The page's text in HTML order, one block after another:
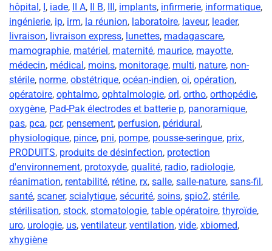
hôpital, I, iade, II A, II B, III, implants, infirmerie, informatique,
ingénierie, ip, irm, la réunion, laboratoire, laveur, leader,
livraison, livraison express, lunettes, madagascare,
mamographie, matériel, maternité, maurice, mayotte,
médecin, médical, moins, monitorage, multi, nature, non-
stérile, norme, obstétrique, océan-indien, oi, opération,
opératoire, ophtalmo, ophtalmologie, orl, ortho, orthopédie,
oxygène, Pad-Pak électrodes et batterie p, panoramique,
pas, pca, pcr, pensement, perfusion, péridural,
physiologique, pince, pni, pompe, pousse-seringue, prix,
PRODUITS, produits de désinfection, protection
d'environnement, protoxyde, qualité, radio, radiologie,
réanimation, rentabilité, rétine, rx, salle, salle-nature, sans-fil,
santé, scaner, scialytique, sécurité, soins, spio2, stérile,
stérilisation, stock, stomatologie, table opératoire, thyroïde,
uro, urologie, us, ventilateur, ventilation, vide, xbiomed,
xhygiène